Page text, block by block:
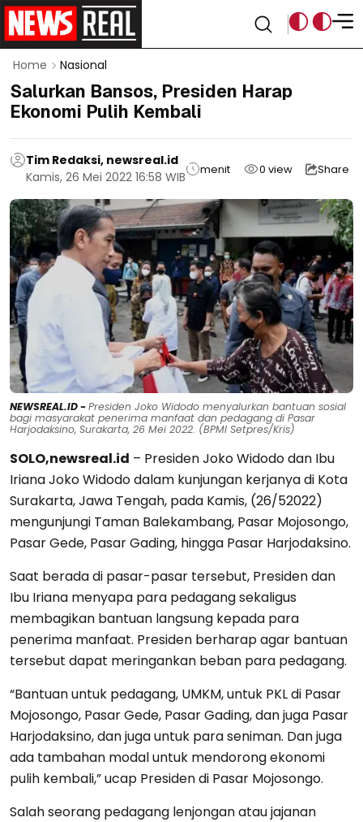
Home Nasional
Salurkan Bansos, Presiden Harap
Ekonomi Pulih Kembali
Tim Redaksi, newsreal.id
Kamis, 26 Mei 2022 16:58 WIB
menit 0 view Share
NEWSREAL.ID -Presiden Joko Widodo menyalurkan bantuan sosial
bagi masyarakat penerima manfaat dan pedagang di Pasar
Harjodaksino, Surakarta, 26 Mei 2022. (BPMI Setpres/Kris)
SOLO,newsreal.id – Presiden Joko Widodo dan Ibu
Iriana Joko Widodo dalam kunjungan kerjanya di Kota
Surakarta, Jawa Tengah, pada Kamis, (26/52022)
mengunjungi Taman Balekambang, Pasar Mojosongo,
Pasar Gede, Pasar Gading, hingga Pasar Harjodaksino.
Saat berada di pasar-pasar tersebut, Presiden dan
Ibu Iriana menyapa para pedagang sekaligus
membagikan bantuan langsung kepada para
penerima manfaat. Presiden berharap agar bantuan
tersebut dapat meringankan beban para pedagang.
“Bantuan untuk pedagang, UMKM, untuk PKL di Pasar
Mojosongo, Pasar Gede, Pasar Gading, dan juga Pasar
Harjodaksino, dan juga untuk para seniman. Dan juga
ada tambahan modal untuk mendorong ekonomi
pulih kembali,” ucap Presiden di Pasar Mojosongo.
Salah seorang pedagang lenjongan atau jajanan